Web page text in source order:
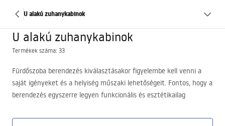
U alakú zuhanykabinok
U alakú zuhanykabinok
Termékek száma: 33
Fürdőszoba berendezés kiválasztásakor figyelembe kell venni a
saját igényeket és a helyiség műszaki lehetőségeit. Fontos, hogy a
berendezés egyszerre legyen funkcionális és esztétikailag
falra szerelhető zuhanykabinok, amelyek kiváló választást